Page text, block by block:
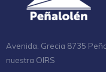
Avenida. Grecia 8735
nuestra OIRS